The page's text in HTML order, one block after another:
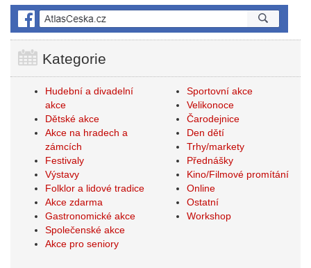
Kategorie
Hudební a divadelní
akce
Dětské akce
Akce na hradech a
zámcích
Festivaly
Výstavy
Folklor a lidové tradice
Akce zdarma
Gastronomické akce
Společenské akce
Akce pro seniory
Sportovní akce
Velikonoce
Čarodejnice
Den dětí
Trhy/markety
Přednášky
Kino/Filmové promítání
Online
Ostatní
Workshop